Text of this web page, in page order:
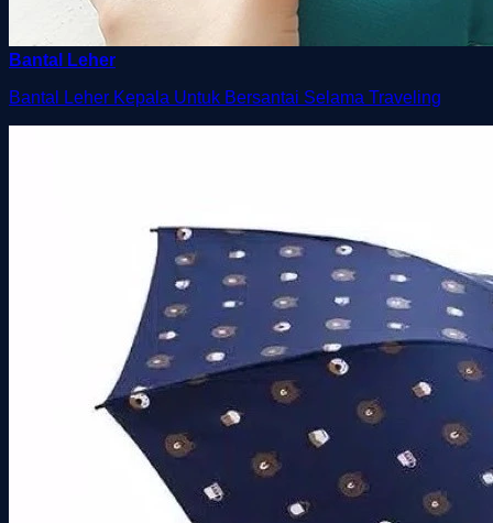
Bantal Leher
Bantal Leher Kepala Untuk Bersantai Selama Traveling